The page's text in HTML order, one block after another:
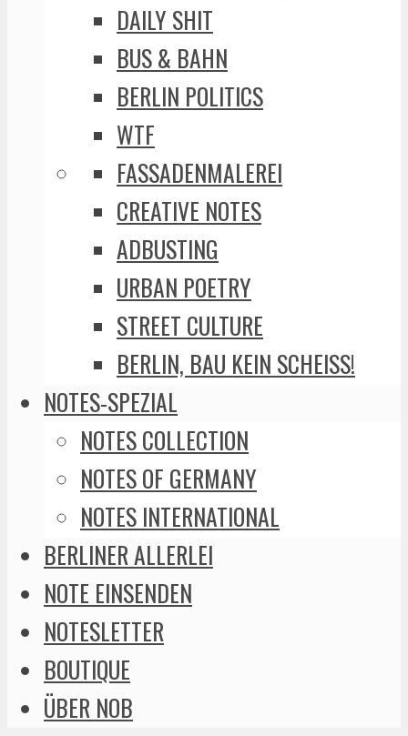
DAILY SHIT
BUS & BAHN
BERLIN POLITICS
WTF
FASSADENMALEREI
CREATIVE NOTES
ADBUSTING
URBAN POETRY
STREET CULTURE
BERLIN, BAU KEIN SCHEISS!
NOTES-SPEZIAL
NOTES COLLECTION
NOTES OF GERMANY
NOTES INTERNATIONAL
BERLINER ALLERLEI
NOTE EINSENDEN
NOTESLETTER
BOUTIQUE
ÜBER NOB